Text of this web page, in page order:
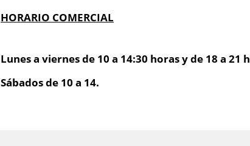
HORARIO COMERCIAL
Lunes a viernes de 10 a 14:30 horas y de 18 a 21 h
Sábados de 10 a 14.